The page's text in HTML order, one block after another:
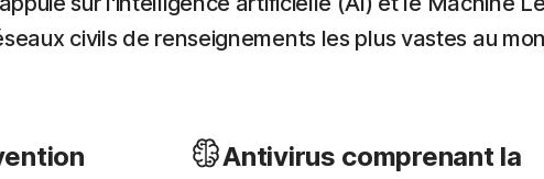
civils de renseignements les plus vastes au
Antivirus comprenant la